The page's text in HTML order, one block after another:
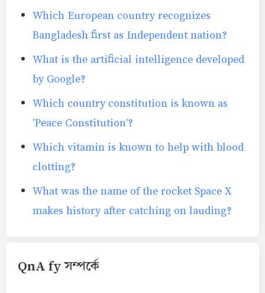
Which European country recognizes
Bangladesh first as Independent nation?
What is the artificial intelligence developed
by Google?
Which country constitution is known as
'Peace Constitution'?
Which vitamin is known to help with blood
clotting?
What was the name of the rocket Space X
makes history after catching on lauding?
QnA fy সম্পর্কে